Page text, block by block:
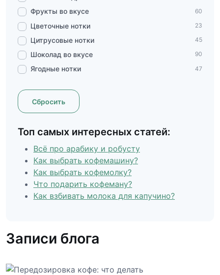
Фрукты во вкусе 60
Цветочные нотки 23
Цитрусовые нотки 45
Шоколад во вкусе 90
Ягодные нотки 47
Сбросить
Топ самых интересных статей:
Всё про арабику и робусту
Как выбрать кофемашину?
Как выбрать кофемолку?
Что подарить кофеману?
Как взбивать молока для капучино?
Записи блога